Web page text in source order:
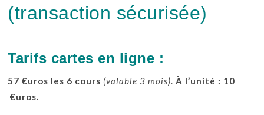
(transaction sécurisée)
Tarifs cartes en ligne :
57 €uros les 6 cours (valable 3 mois).À l’unité : 10
€uros.